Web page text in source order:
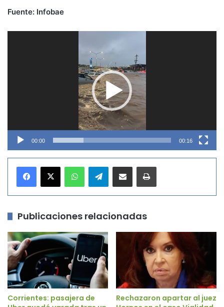
Fuente: Infobae
00:00 00:16
Telegram
Publicaciones relacionadas
Corrientes: pasajera de
Rechazaron apartar al juez